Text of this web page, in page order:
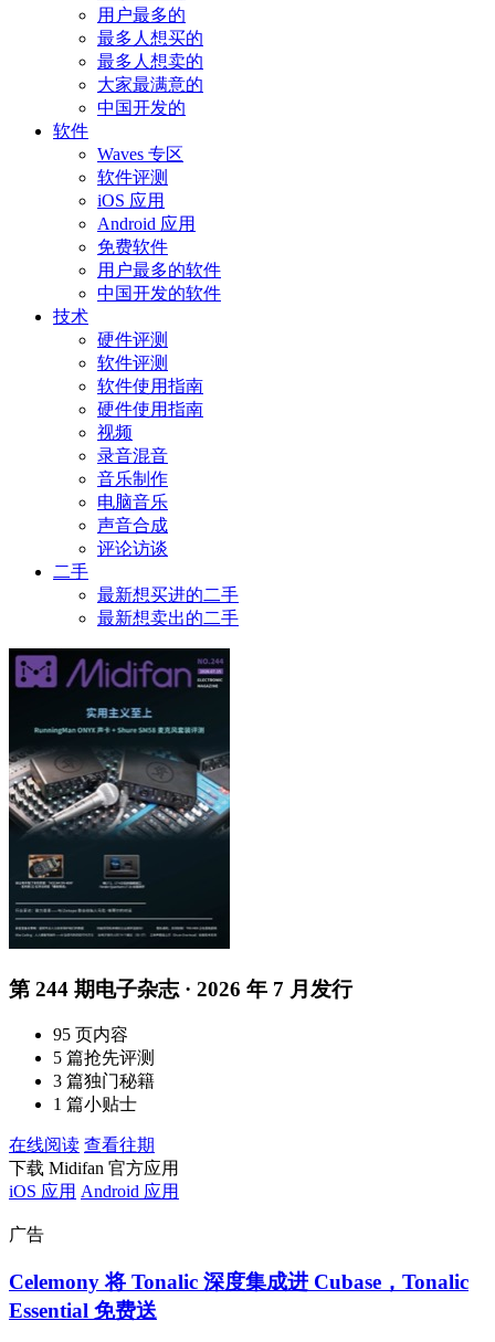
用户最多的
最多人想买的
最多人想卖的
大家最满意的
中国开发的
软件
Waves 专区
软件评测
iOS 应用
Android 应用
免费软件
用户最多的软件
中国开发的软件
技术
硬件评测
软件评测
软件使用指南
硬件使用指南
视频
录音混音
音乐制作
电脑音乐
声音合成
评论访谈
二手
最新想买进的二手
最新想卖出的二手
第 244 期电子杂志 · 2026 年 7 月发行
95 页内容
5 篇抢先评测
3 篇独门秘籍
1 篇小贴士
在线阅读 查看往期
下载 Midifan 官方应用
iOS 应用 Android 应用
广告
Celemony 将 Tonalic 深度集成进 Cubase，Tonalic
Essential 免费送